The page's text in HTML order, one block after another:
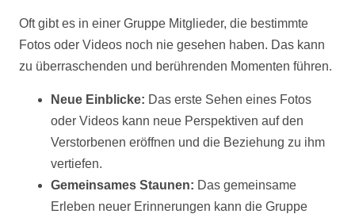
Oft gibt es in einer Gruppe Mitglieder, die bestimmte
Fotos oder Videos noch nie gesehen haben. Das kann
zu überraschenden und berührenden Momenten führen.
Neue Einblicke: Das erste Sehen eines Fotos
oder Videos kann neue Perspektiven auf den
Verstorbenen eröffnen und die Beziehung zu ihm
vertiefen.
Gemeinsames Staunen: Das gemeinsame
Erleben neuer Erinnerungen kann die Gruppe